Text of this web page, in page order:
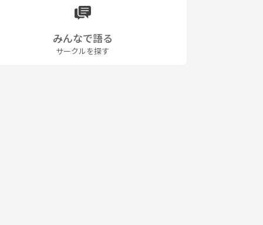
みんなで語る
サークルを探す